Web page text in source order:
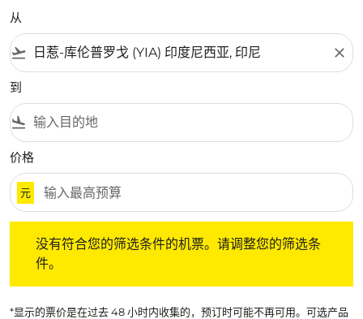
从
flight_takeoff close
到
flight_land
价格
元
没有符合您的筛选条件的机票。请调整您的筛选条
件。
*显示的票价是在过去 48 小时内收集的，预订时可能不再可用。可选产品